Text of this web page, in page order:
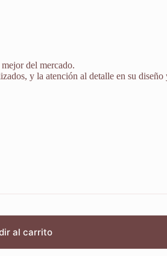
del mercado.
y la atención al detalle en su diseño
al carrito